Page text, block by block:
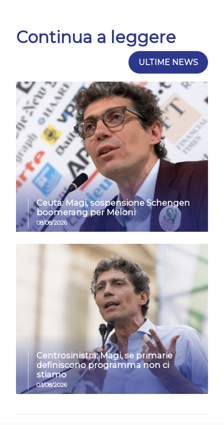
Continua a leggere
ULTIME NEWS
Ceuta: Magi, sospensione Schengen
boomerang per Meloni
08/08/2026
Centrosinistra: Magi, se primarie
definiscono programma non ci
stiamo
03/08/2026